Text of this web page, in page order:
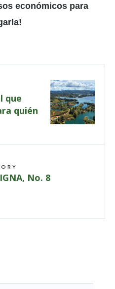
económicos para
que
quién
No. 8